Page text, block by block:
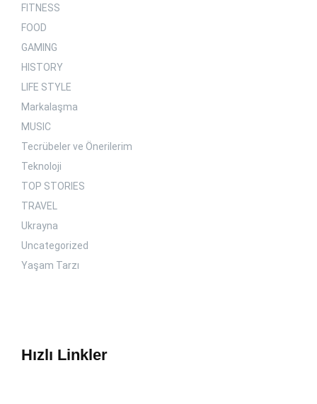
FITNESS
FOOD
GAMING
HISTORY
LIFE STYLE
Markalaşma
MUSIC
Tecrübeler ve Önerilerim
Teknoloji
TOP STORIES
TRAVEL
Ukrayna
Uncategorized
Yaşam Tarzı
Hızlı Linkler